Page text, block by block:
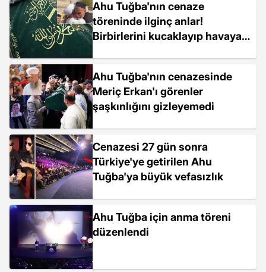
Ahu Tuğba'nın cenaze
töreninde ilginç anlar!
Birbirlerini kucaklayıp havaya
Ahu Tuğba'nın cenazesinde
Meriç Erkan'ı görenler
şaşkınlığını gizleyemedi
Cenazesi 27 gün sonra
Türkiye'ye getirilen Ahu
Tuğba'ya büyük vefasızlık
Ahu Tuğba için anma töreni
düzenlendi